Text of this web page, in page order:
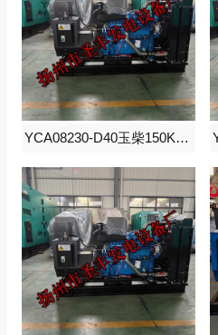
YCA08230-D40玉柴150KW柴油发电机组